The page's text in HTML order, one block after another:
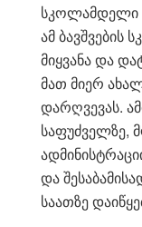
სკოლამდელი
ამ ბავშვების
მიყვანა და
მათ მიერ
დარღვევას.
საფუძველზე,
და
საათზე